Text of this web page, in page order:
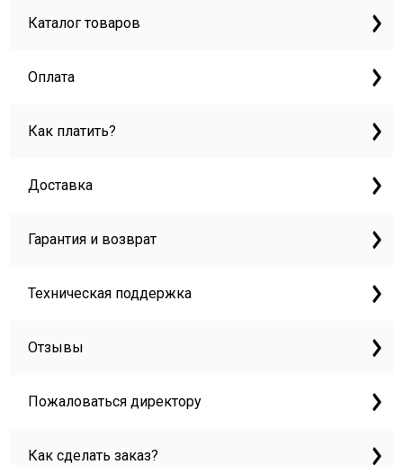
Каталог товаров
Оплата
Как платить?
Доставка
Гарантия и возврат
Техническая поддержка
Отзывы
Пожаловаться директору
Как сделать заказ?